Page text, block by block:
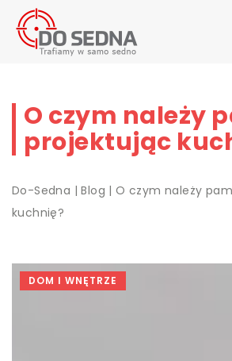
O czym należy
projektując
Do-Sedna |Blog |O czym należy
kuchnię?
DOM I WNĘTRZE